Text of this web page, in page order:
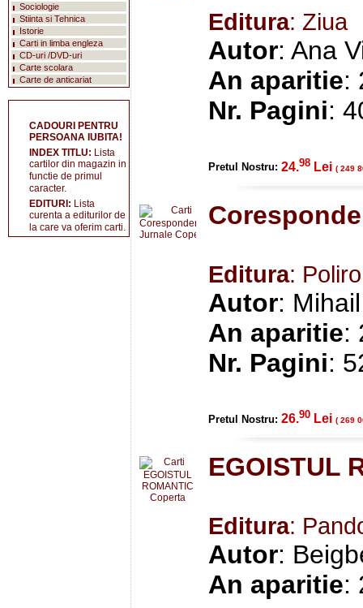
Editura: Ziua
Autor: Ana
An aparitie:
Nr. Pagini:
Pretul Nostru: 24.98 Lei ( 249
Editura:
Autor:
An aparitie:
Nr. Pagini:
Pretul Nostru: 26.90 Lei ( 269
EGOISTUL
Editura:
Autor:
An aparitie:
Sociologie
Stiinta si Tehnica
Istorie
Carti in limba engleza
CD-uri /DVD-uri
Carte scolara
Carte de anticariat
CADOURI PENTRU
PERSOANA IUBITA!
INDEX TITLU: Lista
cartilor din magazin in
functie de primul
caracter.
EDITURI: Lista
curenta a editurilor de
la care va oferim carti.